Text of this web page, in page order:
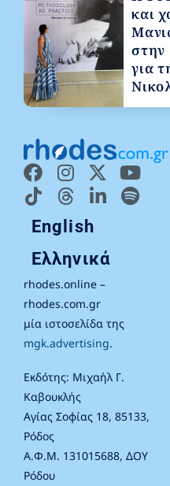
English
Ελληνικά
rhodes.online –
rhodes.com.gr
μία ιστοσελίδα της
mgk.advertising.
Εκδότης: Μιχαήλ Γ.
Καβουκλής
Αγίας Σοφίας 18, 85133,
Ρόδος
Α.Φ.Μ. 131015688, ΔΟΥ
Ρόδου
και
στην
για